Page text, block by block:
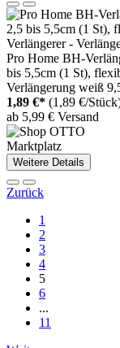
Pro Home BH-
bis 5,5cm (1 St),
Verlängerung weiß
1,89 €* (1,89 €/
ab 5,99 € Versand
Marktplatz
Weitere Details
Zurück
1
2
3
4
5
6
...
11